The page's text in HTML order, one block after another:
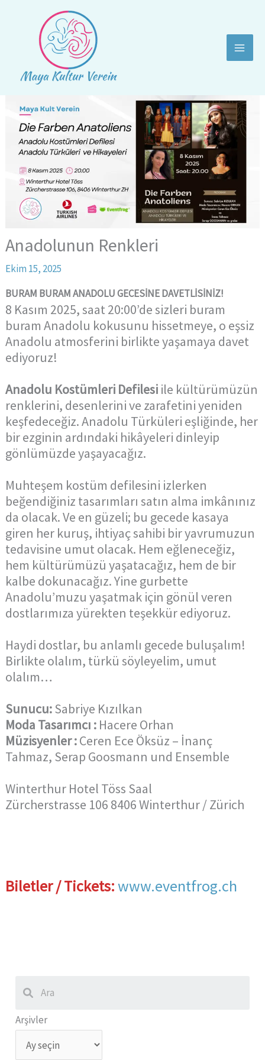
Anadolunun Renkleri
Ekim 15, 2025
BURAM BURAM ANADOLU GECESİNE DAVETLİSİNİZ!
8 Kasım 2025, saat 20:00’de sizleri buram
buram Anadolu kokusunu hissetmeye, o eşsiz
Anadolu atmosferini birlikte yaşamaya davet
ediyoruz!
Anadolu Kostümleri Defilesi ile kültürümüzün
renklerini, desenlerini ve zarafetini yeniden
keşfedeceğiz. Anadolu Türküleri eşliğinde, her
bir ezginin ardındaki hikâyeleri dinleyip
gönlümüzde yaşayacağız.
Muhteşem kostüm defilesini izlerken
beğendiğiniz tasarımları satın alma imkânınız
da olacak. Ve en güzeli; bu gecede kasaya
giren her kuruş, ihtiyaç sahibi bir yavrumuzun
tedavisine umut olacak. Hem eğleneceğiz,
hem kültürümüzü yaşatacağız, hem de bir
kalbe dokunacağız. Yine gurbette
Anadolu’muzu yaşatmak için gönül veren
dostlarımıza yürekten teşekkür ediyoruz.
Haydi dostlar, bu anlamlı gecede buluşalım!
Birlikte olalım, türkü söyleyelim, umut
olalım…
Sunucu:Sabriye Kızılkan
Moda Tasarımcı : Hacere Orhan
Müzisyenler :Ceren Ece Öksüz – İnanç
Tahmaz, Serap Goosmann und Ensemble
Winterthur Hotel Töss Saal
Zürcherstrasse 106 8406 Winterthur / Zürich
Biletler / Tickets:www.eventfrog.ch
Arşivler